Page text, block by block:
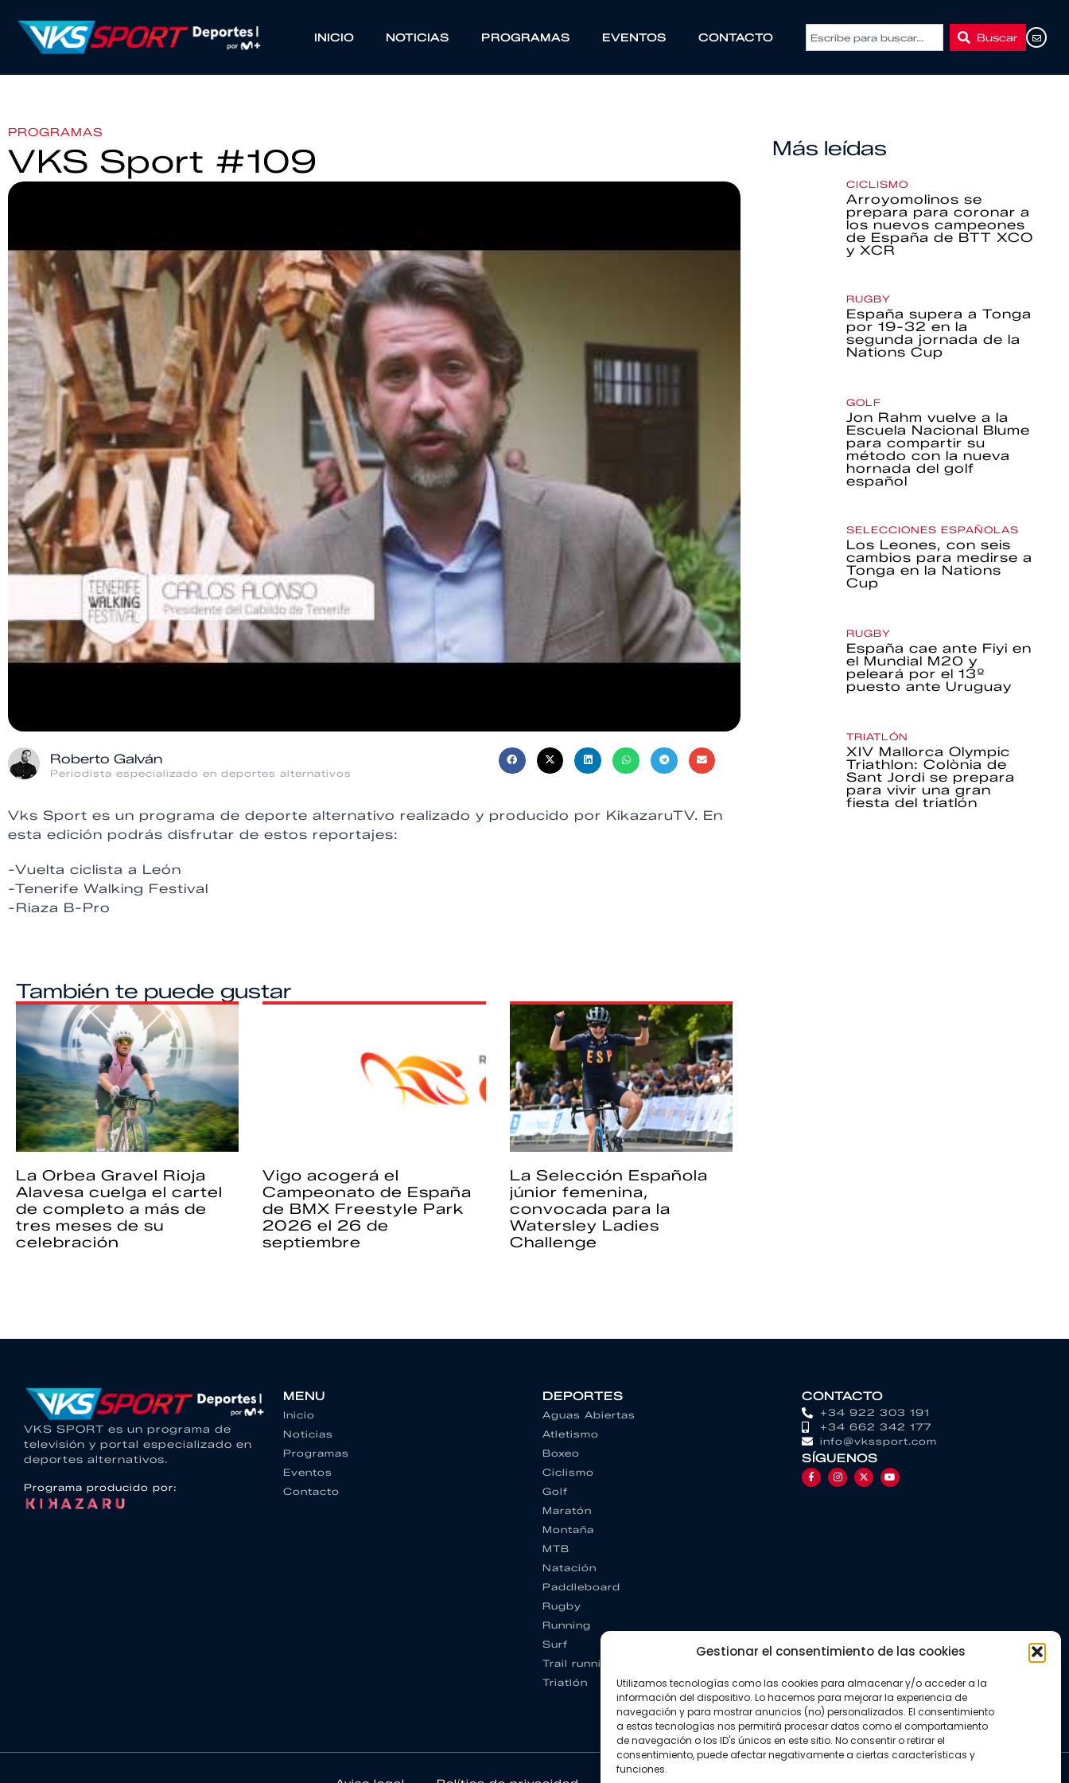
Gestionar el consentimiento de las cookies
Utilizamos tecnologías como las cookies para almacenar y/o acceder a la
información del dispositivo. Lo hacemos para mejorar la experiencia de
navegación y para mostrar anuncios (no) personalizados. El consentimiento
a estas tecnologías nos permitirá procesar datos como el comportamiento
de navegación o los ID's únicos en este sitio. No consentir o retirar el
consentimiento, puede afectar negativamente a ciertas características y
funciones.
INICIO NOTICIAS PROGRAMAS EVENTOS CONTACTO Buscar
PROGRAMAS
VKS Sport #109
Roberto Galván
Periodista especializado en deportes alternativos
Vks Sport es un programa de deporte alternativo realizado y producido por KikazaruTV. En
esta edición podrás disfrutar de estos reportajes:
-Vuelta ciclista a León
-Tenerife Walking Festival
-Riaza B-Pro
También te puede gustar
La Orbea Gravel Rioja
Alavesa cuelga el cartel
de completo a más de
tres meses de su
celebración
Vigo acogerá el
Campeonato de España
de BMX Freestyle Park
2026 el 26 de
septiembre
La Selección Española
júnior femenina,
convocada para la
Watersley Ladies
Challenge
Más leídas
CICLISMO
Arroyomolinos se
prepara para coronar a
los nuevos campeones
de España de BTT XCO
y XCR
RUGBY
España supera a Tonga
por 19-32 en la
segunda jornada de la
Nations Cup
GOLF
Jon Rahm vuelve a la
Escuela Nacional Blume
para compartir su
método con la nueva
hornada del golf
español
SELECCIONES ESPAÑOLAS
Los Leones, con seis
cambios para medirse a
Tonga en la Nations
Cup
RUGBY
España cae ante Fiyi en
el Mundial M20 y
peleará por el 13º
puesto ante Uruguay
TRIATLÓN
XIV Mallorca Olympic
Triathlon: Colònia de
Sant Jordi se prepara
para vivir una gran
fiesta del triatlón
VKS SPORT es un programa de
televisión y portal especializado en
deportes alternativos.
Programa producido por:
MENU
Inicio
Noticias
Programas
Eventos
Contacto
DEPORTES
Aguas Abiertas
Atletismo
Boxeo
Ciclismo
Golf
Maratón
Montaña
MTB
Natación
Paddleboard
Rugby
Running
Surf
Trail running
Triatlón
CONTACTO
+34 922 303 191
+34 662 342 177
info@vkssport.com
SÍGUENOS